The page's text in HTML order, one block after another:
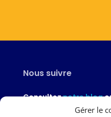
Gérer le
Nous suivre
Consulteznotre blog